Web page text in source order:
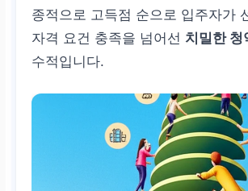
종적으로 고득점 순으로 입주자가
자격 요건 충족을 넘어선 치밀한 청
수적입니다.